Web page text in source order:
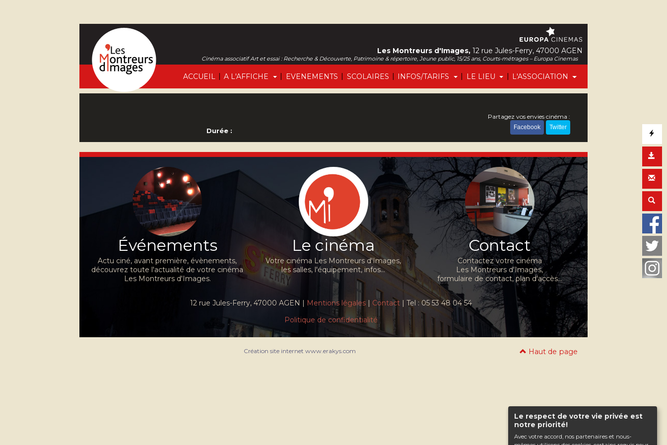
Le respect de votre vie privée est
notre priorité!
Avec votre accord, nos partenaires et nous-
ACCUEIL | A L'AFFICHE | EVENEMENTS | SCOLAIRES | INFOS/TARIFS | LE LIEU | L'ASSOCIATION
Les Montreurs d'Images, 12 rue Jules-Ferry, 47000 AGEN
Cinéma associatif Art et essai : Recherche & Découverte, Patrimoine & répertoire, Jeune public, 15/25 ans, Courts-métrages – Europa Cinemas
Durée :
Partagez vos envies cinéma :
Facebook Twitter
Événements
Actu ciné, avant première, évènements,
découvrez toute l'actualité de votre cinéma
Les Montreurs d'Images.
Le cinéma
Votre cinéma Les Montreurs d'Images,
les salles, l'équipement, infos...
Contact
Contactez votre cinéma
Les Montreurs d'Images,
formulaire de contact, plan d'accès...
12 rue Jules-Ferry, 47000 AGEN | Mentions légales | Contact | Tel : 05 53 48 04 54
Politique de confidentialité
Haut de page
Création site internet www.erakys.com